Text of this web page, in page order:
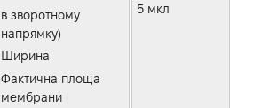
в зворотному
напрямку)
Ширина
Фактична площа
мембрани
5 мкл